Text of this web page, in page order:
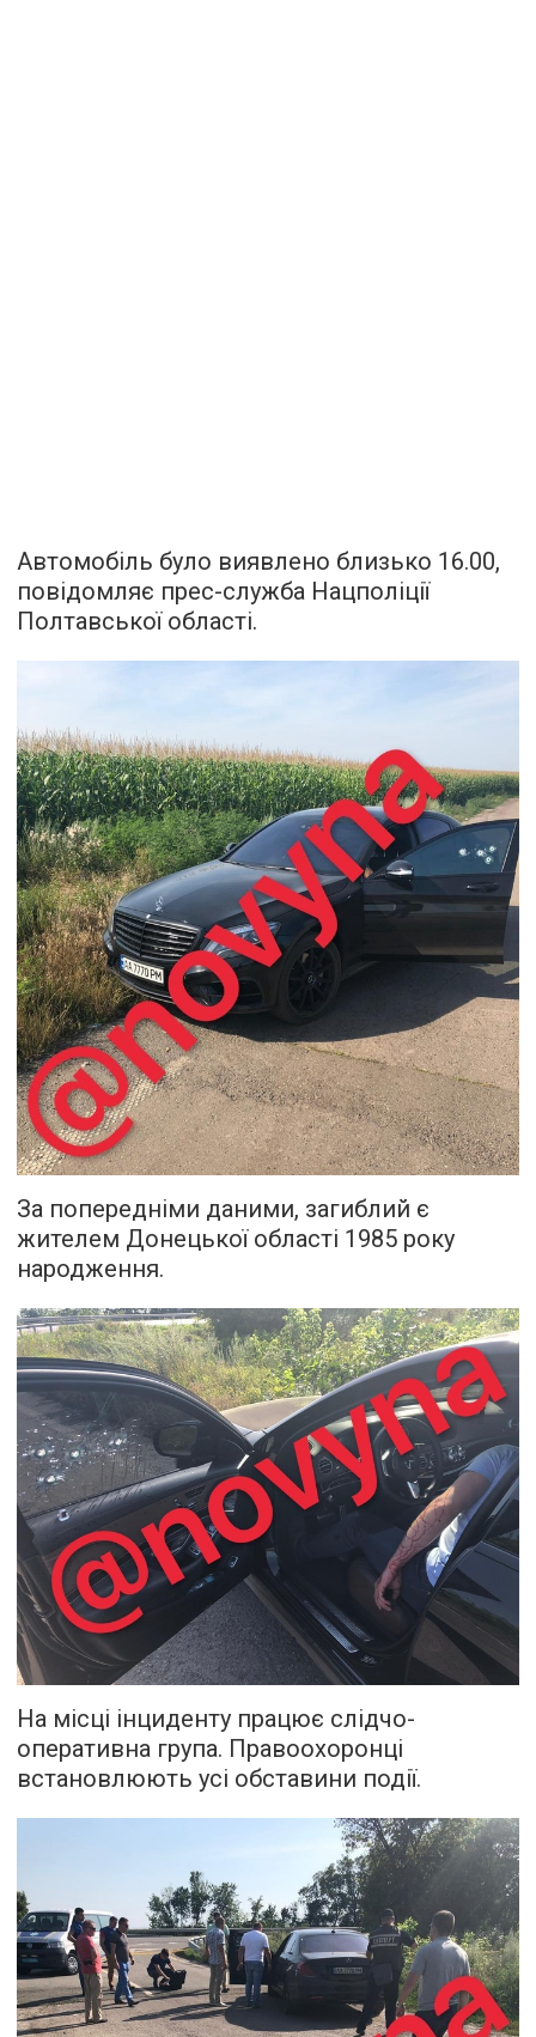
Автомобіль було виявлено близько 16.00,
повідомляє прес-служба Нацполіції
Полтавської області.
За попередніми даними, загиблий є
жителем Донецької області 1985 року
народження.
На місці інциденту працює слідчо-
оперативна група. Правоохоронці
встановлюють усі обставини події.